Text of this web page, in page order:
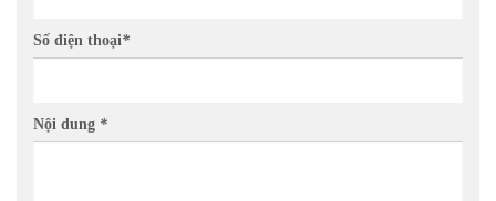
Số điện thoại*
Nội dung *